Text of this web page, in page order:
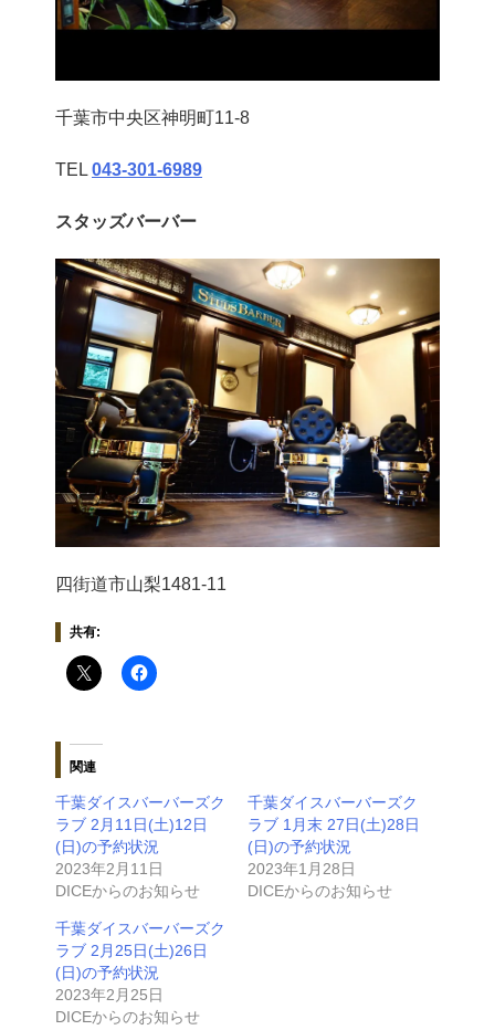
千葉市中央区神明町11-8
TEL 043‐301‐6989
スタッズバーバー
四街道市山梨1481-11
共有:
関連
千葉ダイスバーバーズク
ラブ 2月11日(土)12日
(日)の予約状況
2023年2月11日
DICEからのお知らせ
千葉ダイスバーバーズク
ラブ 1月末 27日(土)28日
(日)の予約状況
2023年1月28日
DICEからのお知らせ
千葉ダイスバーバーズク
ラブ 2月25日(土)26日
(日)の予約状況
2023年2月25日
DICEからのお知らせ